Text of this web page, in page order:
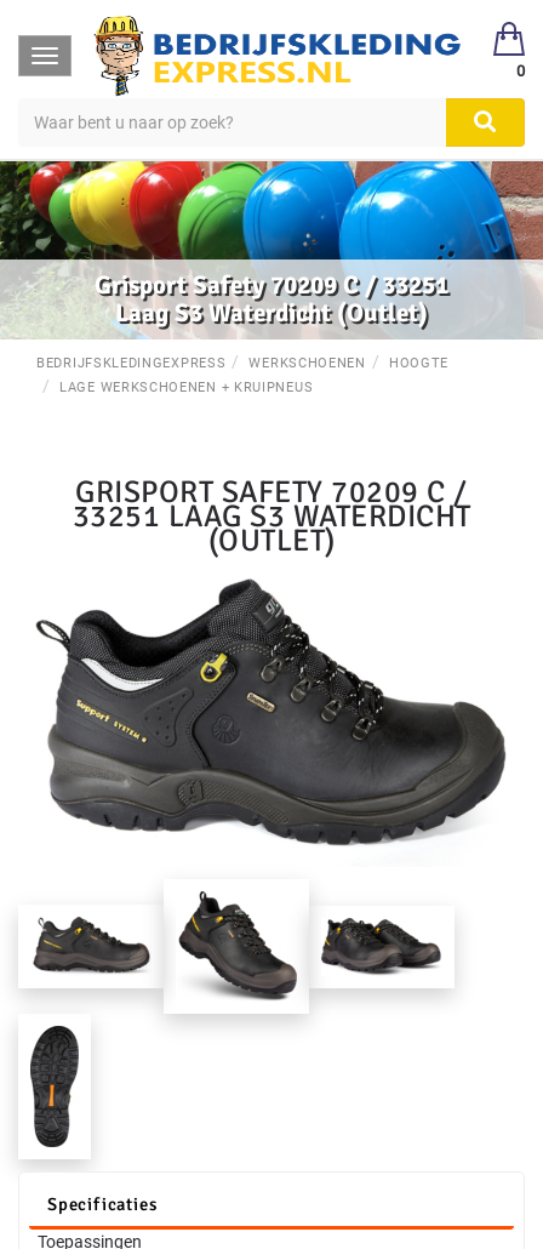
Toggle
navigation
0
Grisport Safety 70209 C / 33251
Laag S3 Waterdicht (Outlet)
BEDRIJFSKLEDINGEXPRESS WERKSCHOENEN
HOOGTE
LAGE WERKSCHOENEN + KRUIPNEUS
GRISPORT SAFETY 70209 C /
33251 LAAG S3 WATERDICHT
(OUTLET)
Specificaties
Toepassingen